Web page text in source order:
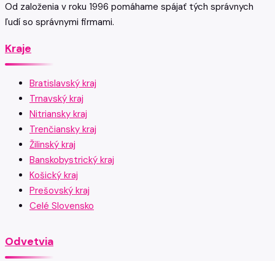
Od založenia v roku 1996 pomáhame spájať tých správnych
ľudí so správnymi firmami.
Kraje
Bratislavský kraj
Trnavský kraj
Nitriansky kraj
Trenčiansky kraj
Žilinský kraj
Banskobystrický kraj
Košický kraj
Prešovský kraj
Celé Slovensko
Odvetvia